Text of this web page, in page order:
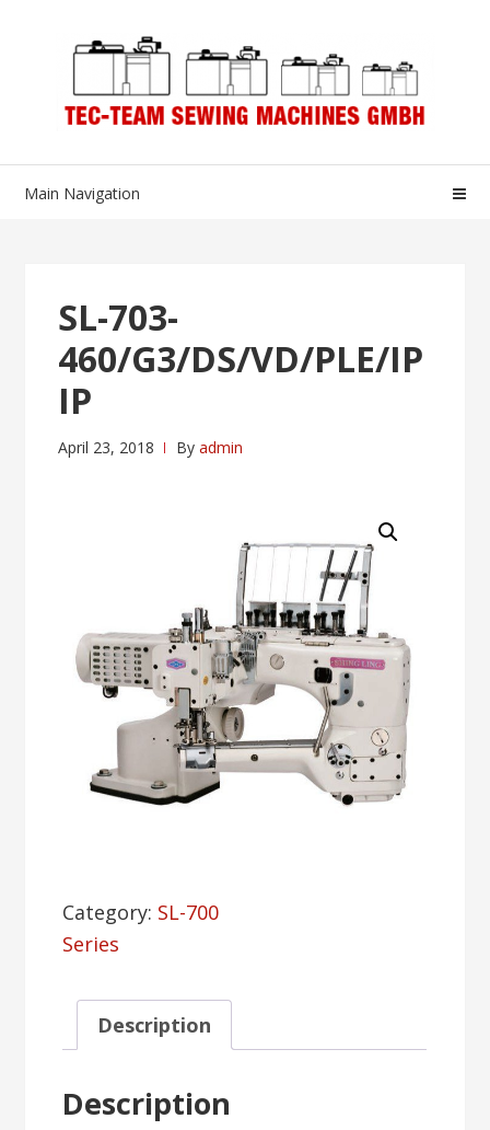
Main Navigation
SL-703-
460/G3/DS/VD/PLE/IP
IP
April 23, 2018 Byadmin
Category: SL-700
Series
Description
Description